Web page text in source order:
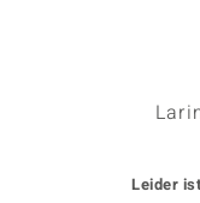
Leider